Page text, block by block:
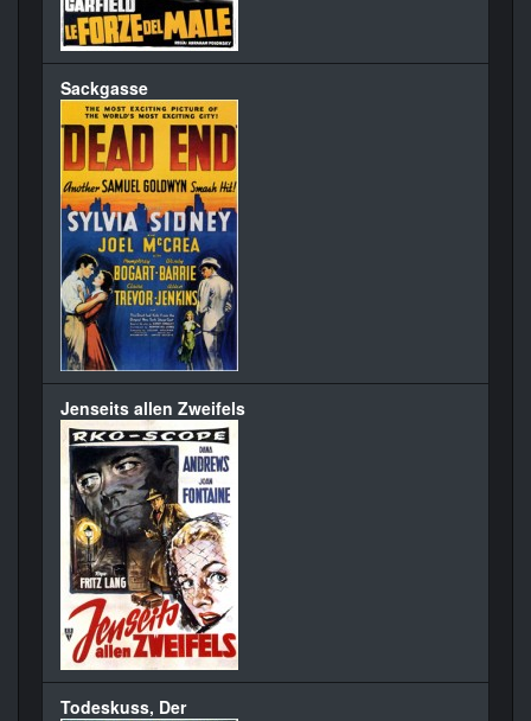
Sackgasse
Jenseits allen Zweifels
Todeskuss, Der